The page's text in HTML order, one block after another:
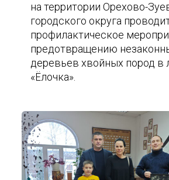
на территории Орехово-
городского округа
профилактическое
предотвращению
деревьев хвойных пород в
«Ёлочка».